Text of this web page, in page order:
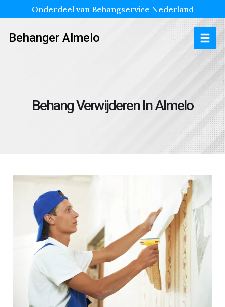
Onderdeel van Behangservice Nederland
Behanger Almelo
Behang Verwijderen In Almelo